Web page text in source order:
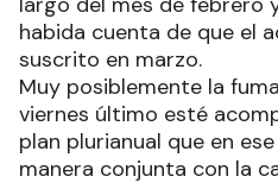
habida cuenta de que el
suscrito en marzo.
Muy posiblemente la
viernes último esté
plan plurianual que en
manera conjunta con la